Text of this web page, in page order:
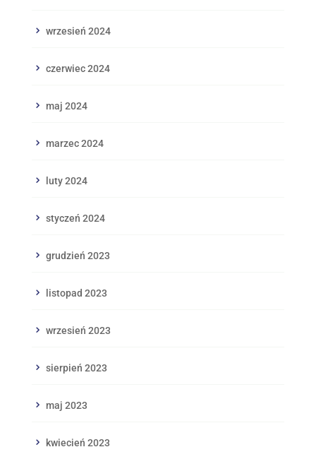
wrzesień 2024
czerwiec 2024
maj 2024
marzec 2024
luty 2024
styczeń 2024
grudzień 2023
listopad 2023
wrzesień 2023
sierpień 2023
maj 2023
kwiecień 2023